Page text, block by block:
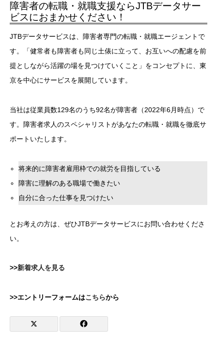
障害者の転職・就職支援ならJTBデータサー
ビスにおまかせください！
JTBデータサービスは、障害者専門の転職・就職エージェントで
す。「健常者も障害者も同じ土俵に立って、お互いへの配慮を前
提としながら活躍の場を見つけていくこと」をコンセプトに、東
京を中心にサービスを展開しています。
当社は従業員数129名のうち92名が障害者（2022年6月時点）で
す。障害者求人のスペシャリストがあなたの転職・就職を徹底サ
ポートいたします。
将来的に障害者雇用枠での就労を目指している
障害に理解のある職場で働きたい
自分に合った仕事を見つけたい
とお考えの方は、ぜひJTBデータサービスにお問い合わせくださ
い。
>>新着求人を見る
>>エントリーフォームはこちらから